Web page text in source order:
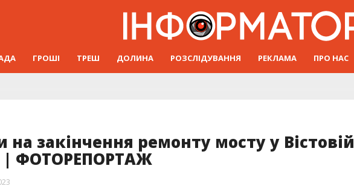
ГРОШІ ТРЕШ ДОЛИНА РОЗСЛІДУВАННЯ РЕКЛАМА ПРО НАС
на закінчення ремонту мосту у Вістовій
| ФОТОРЕПОРТАЖ